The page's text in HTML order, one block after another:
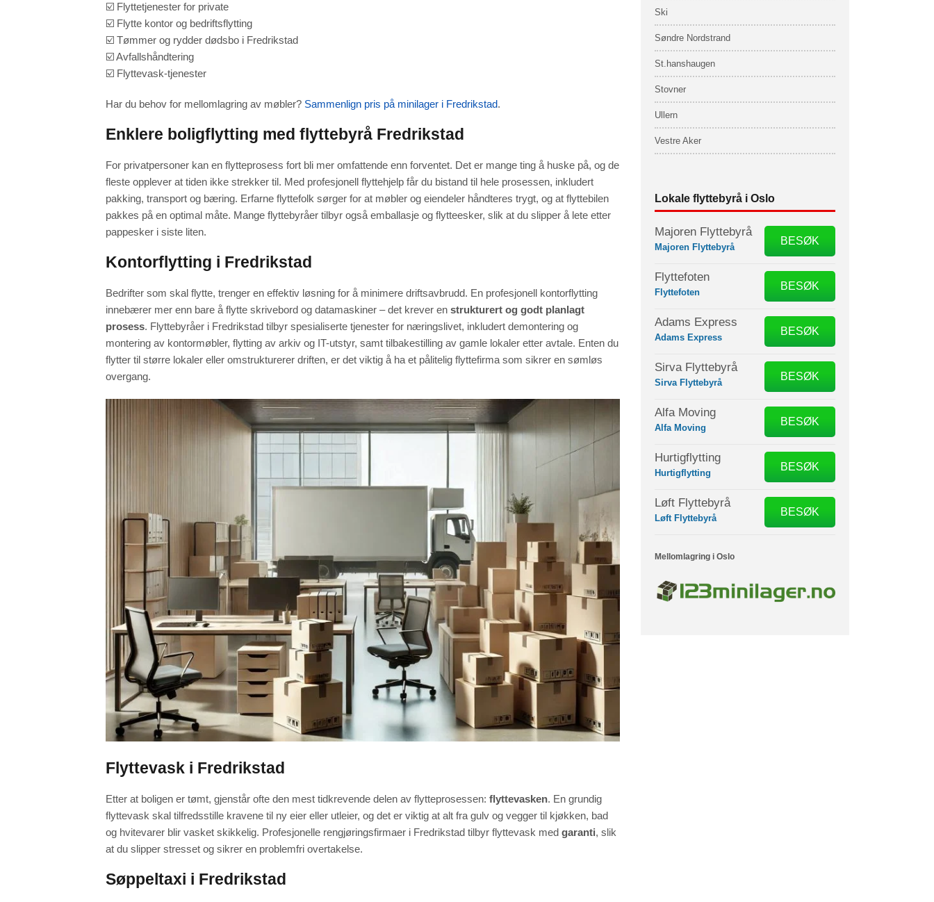
☑️ Flyttetjenester for private
☑️ Flytte kontor og bedriftsflytting
☑️ Tømmer og rydder dødsbo i Fredrikstad
☑️ Avfallshåndtering
☑️ Flyttevask-tjenester
Har du behov for mellomlagring av møbler? Sammenlign pris på minilager i Fredrikstad.
Enklere boligflytting med flyttebyrå Fredrikstad
For privatpersoner kan en flytteprosess fort bli mer omfattende enn forventet. Det er mange ting å huske på, og de
fleste opplever at tiden ikke strekker til. Med profesjonell flyttehjelp får du bistand til hele prosessen, inkludert
pakking, transport og bæring. Erfarne flyttefolk sørger for at møbler og eiendeler håndteres trygt, og at flyttebilen
pakkes på en optimal måte. Mange flyttebyråer tilbyr også emballasje og flytteesker, slik at du slipper å lete etter
pappesker i siste liten.
Kontorflytting i Fredrikstad
Bedrifter som skal flytte, trenger en effektiv løsning for å minimere driftsavbrudd. En profesjonell kontorflytting
innebærer mer enn bare å flytte skrivebord og datamaskiner – det krever en strukturert og godt planlagt
prosess. Flyttebyråer i Fredrikstad tilbyr spesialiserte tjenester for næringslivet, inkludert demontering og
montering av kontormøbler, flytting av arkiv og IT-utstyr, samt tilbakestilling av gamle lokaler etter avtale. Enten du
flytter til større lokaler eller omstrukturerer driften, er det viktig å ha et pålitelig flyttefirma som sikrer en sømløs
overgang.
Flyttevask i Fredrikstad
Etter at boligen er tømt, gjenstår ofte den mest tidkrevende delen av flytteprosessen: flyttevasken. En grundig
flyttevask skal tilfredsstille kravene til ny eier eller utleier, og det er viktig at alt fra gulv og vegger til kjøkken, bad
og hvitevarer blir vasket skikkelig. Profesjonelle rengjøringsfirmaer i Fredrikstad tilbyr flyttevask med garanti, slik
at du slipper stresset og sikrer en problemfri overtakelse.
Søppeltaxi i Fredrikstad
Ski
Søndre Nordstrand
St.hanshaugen
Stovner
Ullern
Vestre Aker
Lokale flyttebyrå i Oslo
Majoren Flyttebyrå
Majoren Flyttebyrå
BESØK
Flyttefoten
Flyttefoten
BESØK
Adams Express
Adams Express
BESØK
Sirva Flyttebyrå
Sirva Flyttebyrå
BESØK
Alfa Moving
Alfa Moving
BESØK
Hurtigflytting
Hurtigflytting
BESØK
Løft Flyttebyrå
Løft Flyttebyrå
BESØK
Mellomlagring i Oslo